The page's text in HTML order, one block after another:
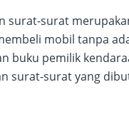
surat-surat
mobil tanpa
buku pemilik
surat-surat yang